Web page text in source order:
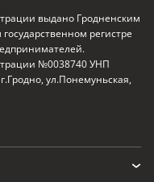
выдано Гродненским
регистре
№0038740 УНП
ул.Понемуньская,